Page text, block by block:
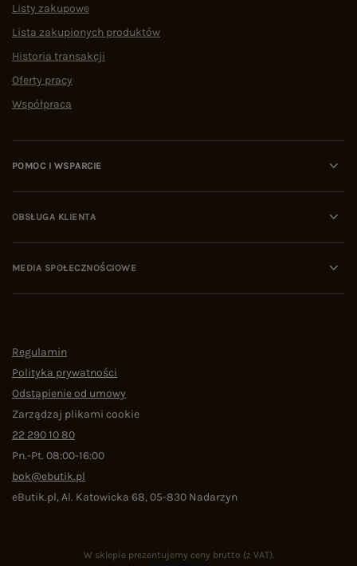
Listy zakupowe
Lista zakupionych produktów
Historia transakcji
Oferty pracy
Współpraca
POMOC I WSPARCIE
OBSŁUGA KLIENTA
MEDIA SPOŁECZNOŚCIOWE
Regulamin
Polityka prywatności
Odstąpienie od umowy
Zarządzaj plikami cookie
22 290 10 80
Pn.-Pt. 08:00-16:00
bok@ebutik.pl
eButik.pl,Al. Katowicka 68,05-830 Nadarzyn
W sklepie prezentujemy ceny brutto (z VAT).